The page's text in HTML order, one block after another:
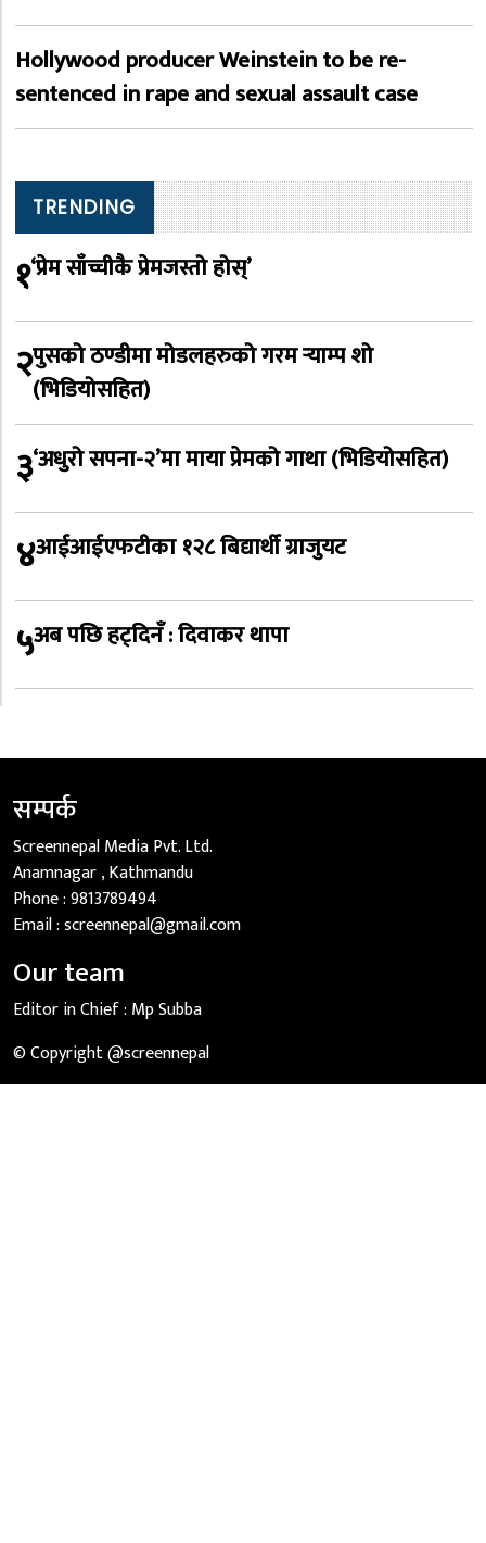
Hollywood producer Weinstein to be re-
sentenced in rape and sexual assault case
TRENDING
१‘प्रेम साँच्चीकै प्रेमजस्तो होस्’
२पुसको ठण्डीमा मोडलहरुको गरम र्‍याम्प शो
(भिडियोसहित)
३‘अधुरो सपना-२’मा माया प्रेमको गाथा (भिडियोसहित)
४आईआईएफटीका १२८ बिद्यार्थी ग्राजुयट
५अब पछि हट्दिनँ : दिवाकर थापा
सम्पर्क
Screennepal Media Pvt. Ltd.
Anamnagar , Kathmandu
Phone :9813789494
Email :screennepal@gmail.com
Our team
Editor in Chief : Mp Subba
© Copyright @screennepal